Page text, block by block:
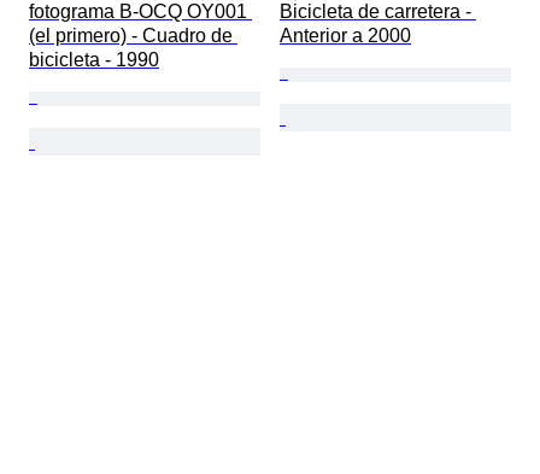
fotograma B-OCQ OY001
(el primero) - Cuadro de
bicicleta - 1990
Bicicleta de carretera -
Anterior a 2000